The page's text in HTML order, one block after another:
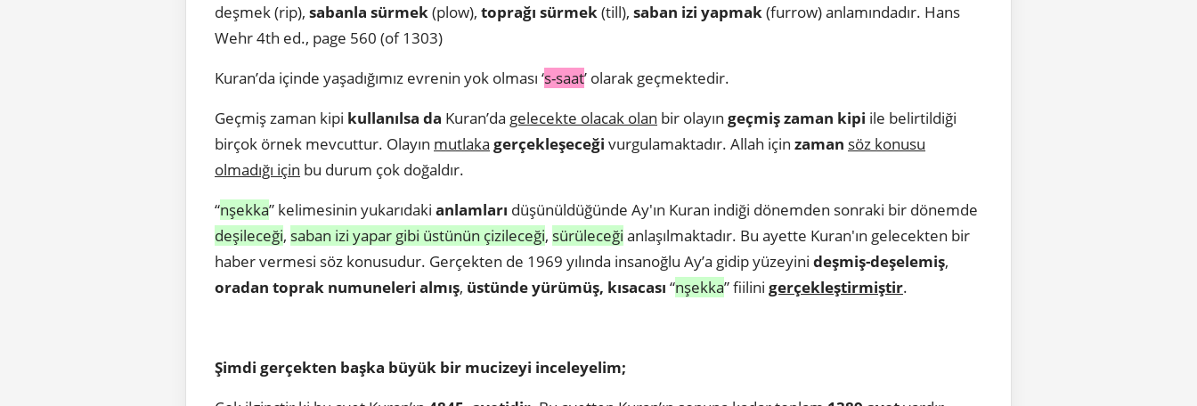
deşmek (rip), sabanla sürmek(plow), toprağı sürmek(till), saban izi yapmak(furrow) anlamındadır. Hans
Wehr 4th ed., page 560 (of 1303)
Kuran’da içinde yaşadığımız evrenin yok olması ‘s-saat’ olarak geçmektedir.
Geçmiş zaman kipi kullanılsa da Kuran’da gelecekte olacak olan bir olayın geçmiş zaman kipi ile belirtildiği
birçok örnek mevcuttur. Olayın mutlaka gerçekleşeceği vurgulamaktadır. Allah için zaman söz konusu
olmadığı için bu durum çok doğaldır.
“nşekka” kelimesinin yukarıdaki anlamları düşünüldüğünde Ay'ın Kuran indiği dönemden sonraki bir dönemde
deşileceği, saban izi yapar gibi üstünün çizileceği, sürüleceği anlaşılmaktadır. Bu ayette Kuran'ın gelecekten bir
haber vermesi söz konusudur. Gerçekten de 1969 yılında insanoğlu Ay’a gidip yüzeyini deşmiş-deşelemiş,
oradan toprak numuneleri almış, üstünde yürümüş, kısacası “nşekka” fiilini gerçekleştirmiştir.
Şimdi gerçekten başka büyük bir mucizeyi inceleyelim;